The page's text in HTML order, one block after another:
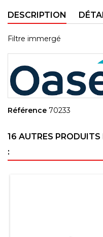
DESCRIPTION
Filtre immergé
Référence 70233
16 AUTRES
: